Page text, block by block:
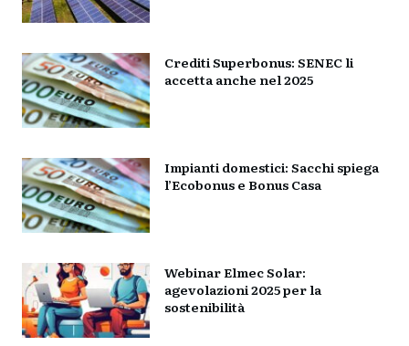
Crediti Superbonus: SENEC li
accetta anche nel 2025
Impianti domestici: Sacchi spiega
l’Ecobonus e Bonus Casa
Webinar Elmec Solar:
agevolazioni 2025 per la
sostenibilità